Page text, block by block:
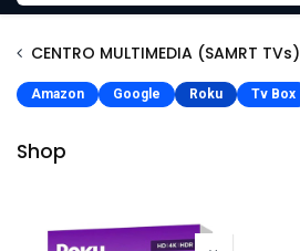
CENTRO MULTIMEDIA (SAMRT TVs)
Amazon Google Roku Tv Box
Shop